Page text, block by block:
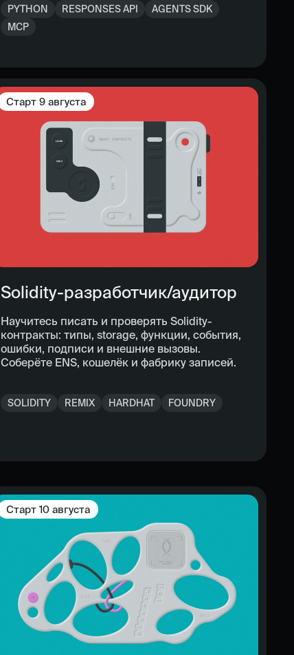
PYTHON RESPONSES API
AGENTS SDK
MCP
Старт 9 августа
Solidity-разработчик/аудитор
Научитесь писать и проверять Solidity-
контракты: типы, storage, функции, события,
ошибки, подписи и внешние вызовы.
Соберёте ENS, кошелёк и фабрику записей.
SOLIDITY REMIX HARDHAT FOUNDRY
Старт 10 августа